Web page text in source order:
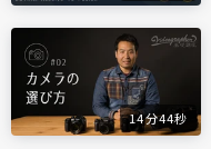
14分44秒